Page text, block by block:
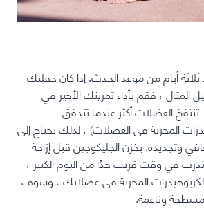
ثلاثة أيام من موعد الحدث. إذا كان حفلتك
، فقم بأداء تمرينك الأخير في
تنتفخ العضلات أكثر عندما تتدفق
المخزنة في العضلات) ، لذلك تحتاج إلى
وتجديده. يخزن الجليكوجين قبل إزاحة
في وقت قريب جدًا من اليوم الكبير ،
المخزنة في عضلاتك ، وسوف
مسطحة وناعمة.